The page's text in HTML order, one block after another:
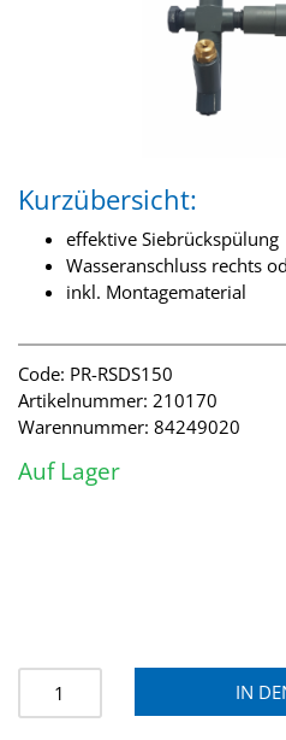
Kurzübersicht:
effektive Siebrückspülung
Wasseranschluss rechts
inkl. Montagematerial
Code: PR-RSDS150
Artikelnummer: 210170
Warennummer: 84249020
Auf Lager